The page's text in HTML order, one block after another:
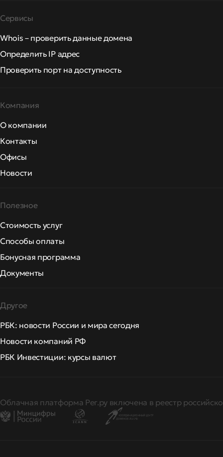
Сервисы
Whois – проверить данные домена
Определить IP адрес
Проверить порт на доступность
Компания
О компании
Контакты
Офисы
Новости
Полезное
Стоимость услуг
Способы оплаты
Бонусная программа
Документы
Другое
РБК: новости России и мира сегодня
Новости компаний РФ
РБК Инвестиции: курсы валют
Облачная платформа Рег.ру включена в реестр